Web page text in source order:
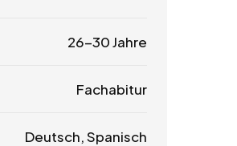
26-30 Jahre
Fachabitur
Deutsch, Spanisch